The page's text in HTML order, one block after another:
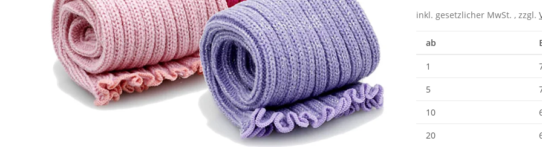
inkl. gesetzlicher MwSt. , zzgl.
ab
1
5
10
20